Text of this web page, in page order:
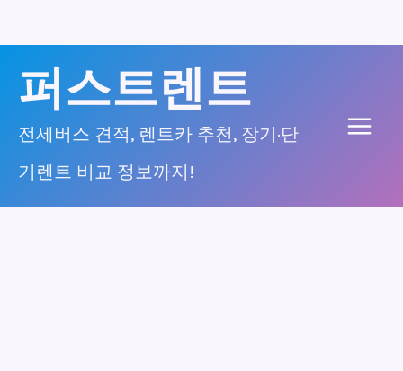
너
퍼스트렌트
전세버스 견적, 렌트카 추천, 장기·단
기렌트 비교 정보까지!